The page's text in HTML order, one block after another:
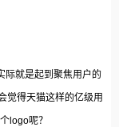
际就是起到聚焦用户的
觉得天猫这样的亿级用
logo呢？